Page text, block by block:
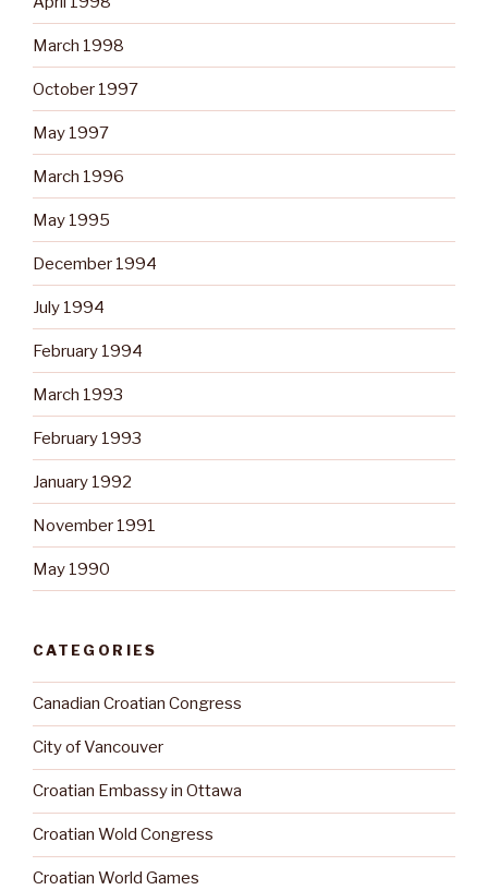
March 1998
October 1997
May 1997
March 1996
May 1995
December 1994
July 1994
February 1994
March 1993
February 1993
January 1992
November 1991
May 1990
CATEGORIES
Canadian Croatian Congress
City of Vancouver
Croatian Embassy in Ottawa
Croatian Wold Congress
Croatian World Games